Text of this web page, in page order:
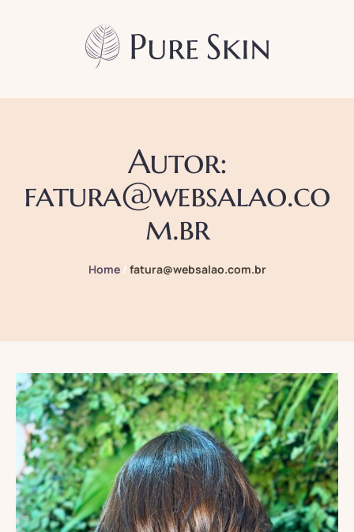
Autor:
fatura@websalao.co
m.br
Home/ fatura@websalao.com.br